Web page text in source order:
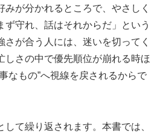
みが分かれるところで、やさしく
ず守れ、話はそれからだ」という
が合う人には、迷いを切ってく
しさの中で優先順位が崩れる時ほ
なもの”へ視線を戻されるからで
て繰り返されます。本書では、